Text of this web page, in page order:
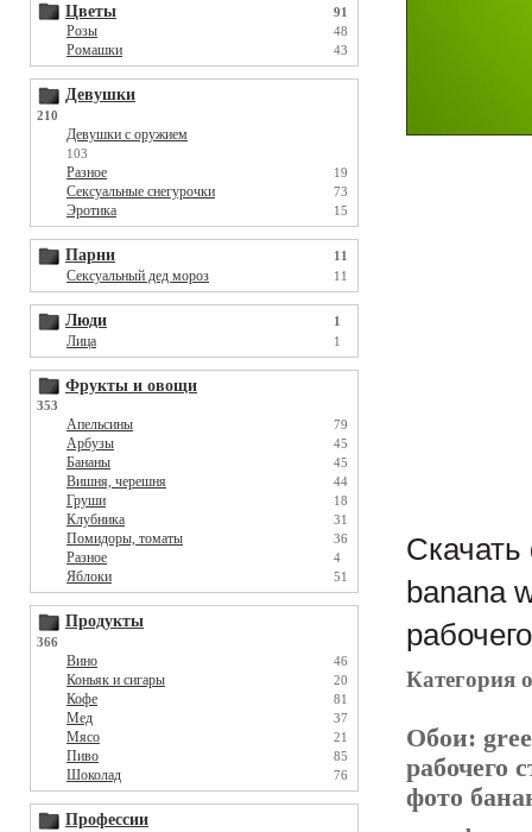
Цветы 91
Розы 48
Ромашки 43
Девушки
210
Девушки с оружием
103
Разное 19
Сексуальные снегурочки 73
Эротика 15
Парни 11
Сексуальный дед мороз 11
Люди 1
Лица 1
Фрукты и овощи
353
Апельсины 79
Арбузы 45
Бананы 45
Вишня, черешня 44
Груши 18
Клубника 31
Помидоры, томаты 36
Разное 4
Яблоки 51
Продукты
366
Вино 46
Коньяк и сигары 20
Кофе 81
Мед 37
Мясо 21
Пиво 85
Шоколад 76
Профессии
Скачать
banana
Категория
Обои:
рабочего
фото